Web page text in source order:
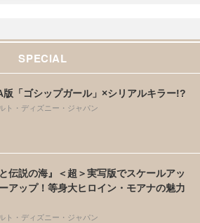
SPECIAL
「ゴシップガール」×シリアルキラー!?
ト・ディズニー・ジャパン
と伝説の海』＜超＞実写版でスケールアッ
アップ！等身大ヒロイン・モアナの魅力
ト・ディズニー・ジャパン